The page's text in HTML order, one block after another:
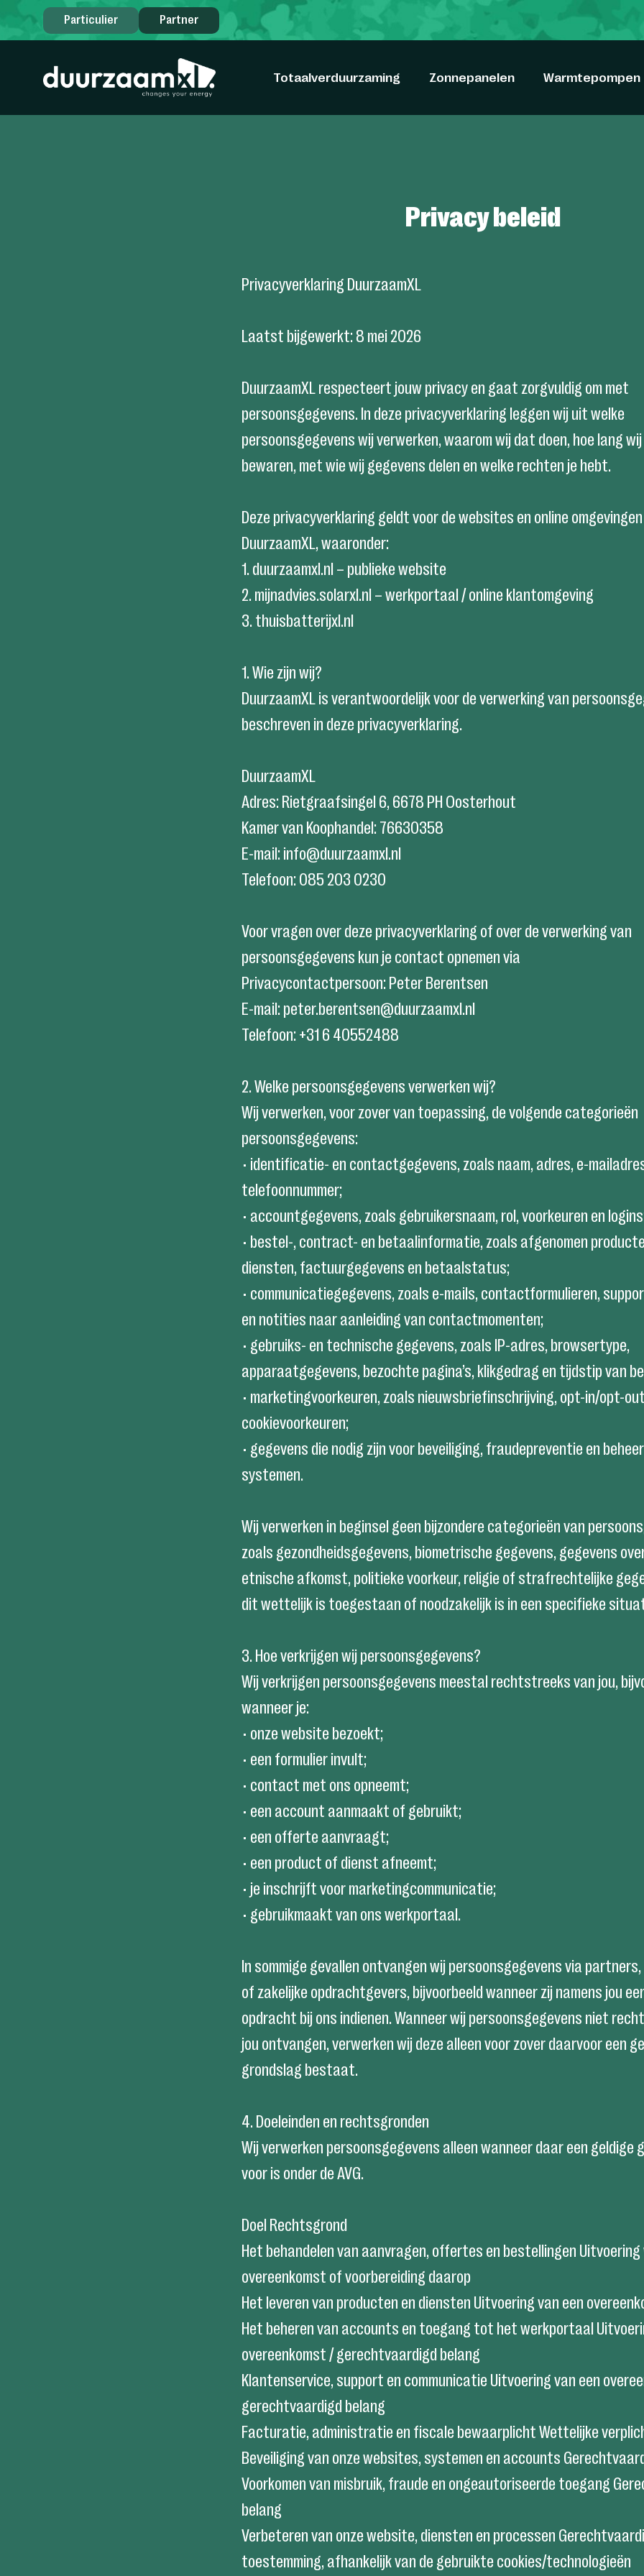
Particulier Partner
Totaalverduurzaming Zonnepanelen Warmtepompen
Privacy beleid
Privacyverklaring DuurzaamXL
Laatst bijgewerkt: 8 mei 2026
DuurzaamXL respecteert jouw privacy en gaat zorgvuldig om met
persoonsgegevens. In deze privacyverklaring leggen wij uit welke
persoonsgegevens wij verwerken, waarom wij dat doen, hoe lang
bewaren, met wie wij gegevens delen en welke rechten je hebt.
Deze privacyverklaring geldt voor de websites en online
DuurzaamXL, waaronder:
1. duurzaamxl.nl – publieke website
2. mijnadvies.solarxl.nl – werkportaal / online klantomgeving
3. thuisbatterijxl.nl
1. Wie zijn wij?
DuurzaamXL is verantwoordelijk voor de verwerking van
beschreven in deze privacyverklaring.
DuurzaamXL
Adres: Rietgraafsingel 6, 6678 PH Oosterhout
Kamer van Koophandel: 76630358
E-mail: info@duurzaamxl.nl
Telefoon: 085 203 0230
Voor vragen over deze privacyverklaring of over de verwerking van
persoonsgegevens kun je contact opnemen via
Privacycontactpersoon: Peter Berentsen
E-mail: peter.berentsen@duurzaamxl.nl
Telefoon: +31 6 40552488
2. Welke persoonsgegevens verwerken wij?
Wij verwerken, voor zover van toepassing, de volgende categorieën
persoonsgegevens:
• identificatie- en contactgegevens, zoals naam, adres, e-
telefoonnummer;
• accountgegevens, zoals gebruikersnaam, rol, voorkeuren en
• bestel-, contract- en betaalinformatie, zoals afgenomen
diensten, factuurgegevens en betaalstatus;
• communicatiegegevens, zoals e-mails, contactformulieren,
en notities naar aanleiding van contactmomenten;
• gebruiks- en technische gegevens, zoals IP-adres, browsertype,
apparaatgegevens, bezochte pagina’s, klikgedrag en tijdstip van
• marketingvoorkeuren, zoals nieuwsbriefinschrijving, opt-in/opt-
cookievoorkeuren;
• gegevens die nodig zijn voor beveiliging, fraudepreventie en
systemen.
Wij verwerken in beginsel geen bijzondere categorieën van
zoals gezondheidsgegevens, biometrische gegevens, gegevens
etnische afkomst, politieke voorkeur, religie of strafrechtelijke
dit wettelijk is toegestaan of noodzakelijk is in een specifieke
3. Hoe verkrijgen wij persoonsgegevens?
Wij verkrijgen persoonsgegevens meestal rechtstreeks van jou,
wanneer je:
• onze website bezoekt;
• een formulier invult;
• contact met ons opneemt;
• een account aanmaakt of gebruikt;
• een offerte aanvraagt;
• een product of dienst afneemt;
• je inschrijft voor marketingcommunicatie;
• gebruikmaakt van ons werkportaal.
In sommige gevallen ontvangen wij persoonsgegevens via
of zakelijke opdrachtgevers, bijvoorbeeld wanneer zij namens jou
opdracht bij ons indienen. Wanneer wij persoonsgegevens niet
jou ontvangen, verwerken wij deze alleen voor zover daarvoor een
grondslag bestaat.
4. Doeleinden en rechtsgronden
Wij verwerken persoonsgegevens alleen wanneer daar een geldige
voor is onder de AVG.
Doel Rechtsgrond
Het behandelen van aanvragen, offertes en bestellingen Uitvoering
overeenkomst of voorbereiding daarop
Het leveren van producten en diensten Uitvoering van een
Het beheren van accounts en toegang tot het werkportaal
overeenkomst / gerechtvaardigd belang
Klantenservice, support en communicatie Uitvoering van een
gerechtvaardigd belang
Facturatie, administratie en fiscale bewaarplicht Wettelijke
Beveiliging van onze websites, systemen en accounts
Voorkomen van misbruik, fraude en ongeautoriseerde toegang
belang
Verbeteren van onze website, diensten en processen
toestemming, afhankelijk van de gebruikte cookies/technologieën